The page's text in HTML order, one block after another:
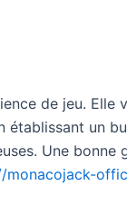
de jeu. Elle
un
Une bonne
monacojack-